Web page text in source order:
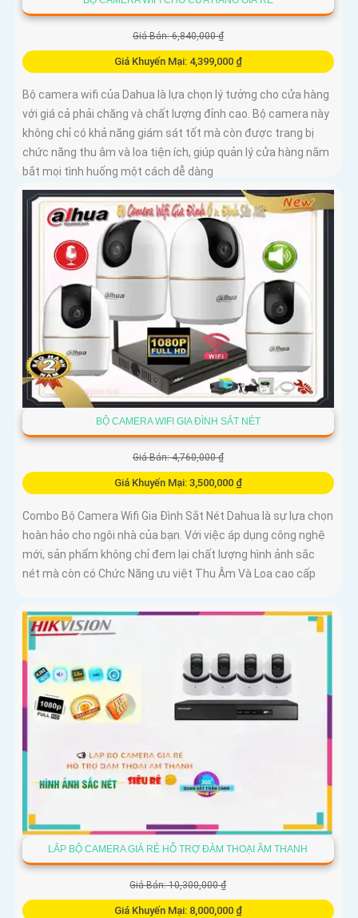
Giá Bán: 6,840,000 ₫
Giá Khuyến Mại: 4,399,000 ₫
Bộ camera wifi của Dahua là lựa chọn lý tưởng cho cửa hàng
với giá cả phải chăng và chất lượng đỉnh cao. Bộ camera này
không chỉ có khả năng giám sát tốt mà còn được trang bị
chức năng thu âm và loa tiện ích, giúp quản lý cửa hàng nắm
bắt mọi tình huống một cách dễ dàng
BỘ CAMERA WIFI GIA ĐÌNH SẮT NÉT
Giá Bán: 4,760,000 ₫
Giá Khuyến Mại: 3,500,000 ₫
Combo Bộ Camera Wifi Gia Đình Sắt Nét Dahua là sự lựa chọn
hoàn hảo cho ngôi nhà của bạn. Với việc áp dụng công nghệ
mới, sản phẩm không chỉ đem lại chất lượng hình ảnh sắc
nét mà còn có Chức Năng ưu việt Thu Âm Và Loa cao cấp
LẮP BỘ CAMERA GIÁ RẺ HỖ TRỢ ĐÀM THOẠI ÂM THANH
Giá Bán: 10,300,000 ₫
Giá Khuyến Mại: 8,000,000 ₫